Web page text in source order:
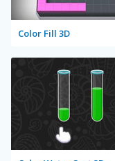
Color Fill 3D